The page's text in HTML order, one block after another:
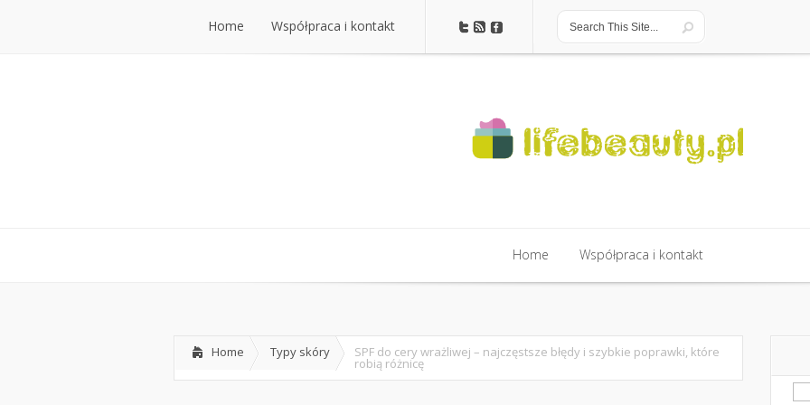
Home Współpraca i kontakt
Home Współpraca i kontakt
Home Typy skóry SPF do cery wrażliwej – najczęstsze błędy i szybkie poprawki, które
robią różnicę